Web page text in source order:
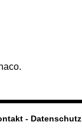
- Datenschutz